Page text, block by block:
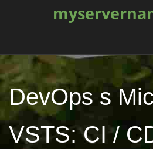
DevOps s
VSTS: CI /